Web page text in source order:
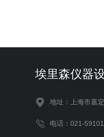
埃里森仪器
地址：上海市嘉
电话：021-